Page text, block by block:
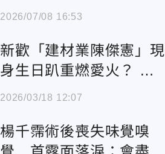
縮」將入院開刀
2026/07/08 16:53
新歡「建材業陳傑憲」現
身生日趴重燃愛火？ 楊
千霈鬆口曝兩人關係
2026/03/18 12:07
楊千霈術後喪失味覺嗅